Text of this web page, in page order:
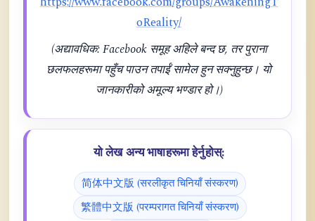
oReality/
(अद्यावधिक: Facebook समूह अहिले बन्द छ, तर पुराना
छलफलहरूमा पहुँच पाउन तपाईं सामेल हुन सक्नुहुन्छ। यो
जानकारीको अमूल्य भण्डार हो।)
यो लेख अन्य भाषाहरूमा हेर्नुहोस्:
简体中文版 (सरलीकृत चिनियाँ संस्करण)
繁體中文版 (परम्परागत चिनियाँ संस्करण)